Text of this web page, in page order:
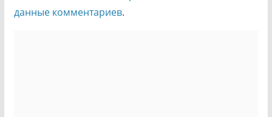
данные комментариев.